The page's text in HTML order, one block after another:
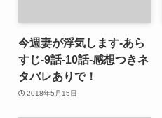
今週妻が浮気します-あら
すじ-9話-10話-感想つきネ
タバレありで！
2018年5月15日